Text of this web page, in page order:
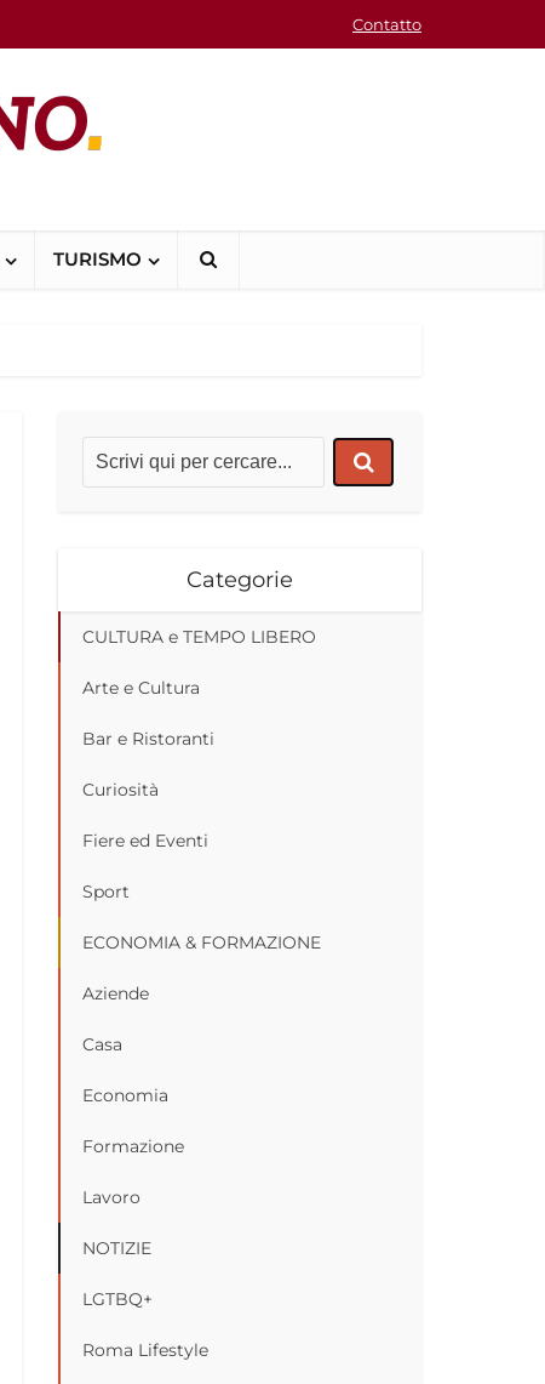
Contatto
TURISMO
Categorie
CULTURA e TEMPO LIBERO
Arte e Cultura
Bar e Ristoranti
Curiosità
Fiere ed Eventi
Sport
ECONOMIA & FORMAZIONE
Aziende
Casa
Economia
Formazione
Lavoro
NOTIZIE
LGTBQ+
Roma Lifestyle